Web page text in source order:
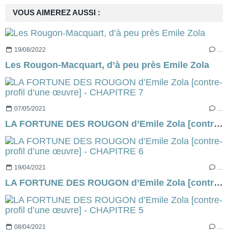
VOUS AIMEREZ AUSSI :
19/08/2022
Les Rougon-Macquart, d’à peu près Emile Zola
07/05/2021 …
LA FORTUNE DES ROUGON d’Emile Zola [contre-profil d’une œuvre] - CHAPITRE 7
19/04/2021 …
LA FORTUNE DES ROUGON d’Emile Zola [contre-profil d’une œuvre] - CHAPITRE 6
08/04/2021